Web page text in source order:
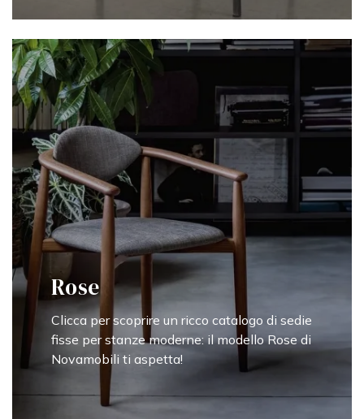
Rose
Clicca per scoprire un ricco catalogo di sedie
fisse per stanze moderne: il modello Rose di
Novamobili ti aspetta!